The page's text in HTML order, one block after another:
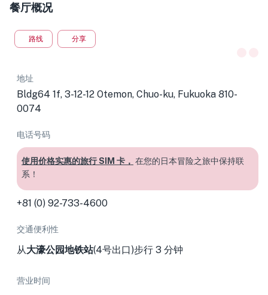
餐厅概况
路线 分享
地址
Bldg64 1f, 3-12-12 Otemon, Chuo-ku, Fukuoka 810-
0074
电话号码
使用价格实惠的旅行 SIM 卡， 在您的日本冒险之旅中保持联
系！
+81 (0) 92-733-4600
交通便利性
从大濠公园地铁站(4号出口)步行 3 分钟
营业时间